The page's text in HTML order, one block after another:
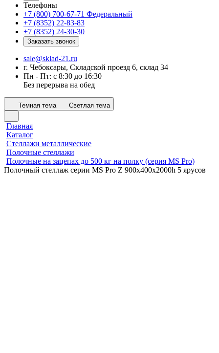
Телефоны
+7 (800) 700-67-71 Федеральный
+7 (8352) 22-83-83
+7 (8352) 24-30-30
Заказать звонок
sale@sklad-21.ru
г. Чебоксары, Складской проезд 6, склад 34
Пн - Пт: с 8:30 до 16:30
Без перерыва на обед
Темная тема Светлая тема
Главная
Каталог
Стеллажи металлические
Полочные стеллажи
Полочные на зацепах до 500 кг на полку (серия MS Pro)
Полочный стеллаж серии MS Pro Z 900x400х2000h 5 ярусов